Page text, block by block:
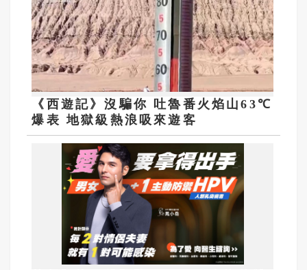
《西遊記》沒騙你 吐魯番火焰山63℃
爆表 地獄級熱浪吸來遊客